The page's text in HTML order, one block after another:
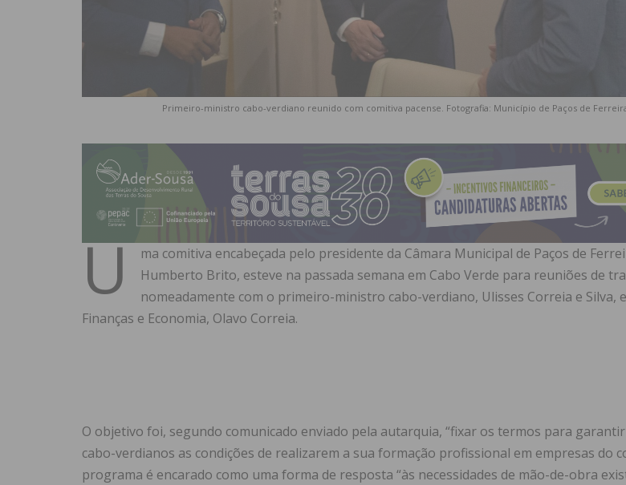
Primeiro-ministro cabo-verdiano reunido com comitiva pacense. Fotografia: Município de Paços de
U
ma comitiva encabeçada pelo presidente da Câmara Municipal de Paços de
Humberto Brito, esteve na passada semana em Cabo Verde para reuniões de
nomeadamente com o primeiro-ministro cabo-verdiano, Ulisses Correia e Silva,
Finanças e Economia, Olavo Correia.
O objetivo foi, segundo comunicado enviado pela autarquia, “fixar os termos para
cabo-verdianos as condições de realizarem a sua formação profissional em empresas do
programa é encarado como uma forma de resposta “às necessidades de mão-de-obra